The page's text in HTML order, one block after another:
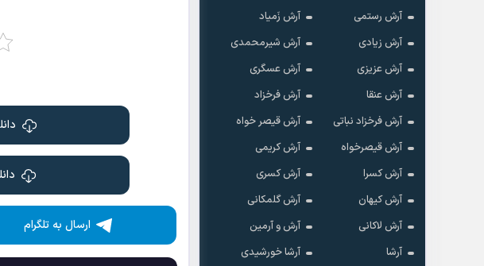
آرش رستمی
آرش زَمیاد
آرش زیادی
آرش شیرمحمدی
آرش عزیزی
آرش عسگری
آرش عنقا
آرش فرخزاد
آرش فرخزاد نباتی
آرش قیصر خواه
آرش قیصرخواه
آرش کریمی
آرش کسرا
آرش کسری
آرش کیهان
آرش گلمکانی
آرش لاکانی
آرش و آرمین
آرشا
آرشا خورشیدی
ارسال به تلگرام